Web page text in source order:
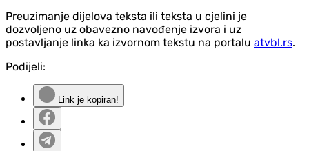
Preuzimanje dijelova teksta ili teksta u cjelini je
dozvoljeno uz obavezno navođenje izvora i uz
postavljanje linka ka izvornom tekstu na portalu atvbl.rs.
Podijeli:
Link je kopiran!